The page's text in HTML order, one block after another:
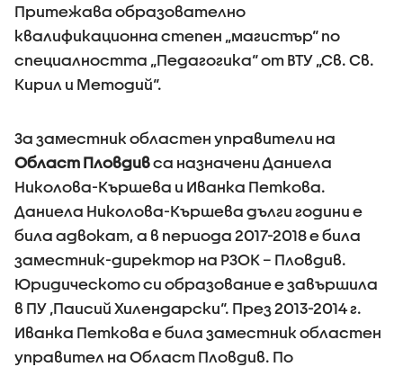
Притежава образователно
квалификационна степен „магистър“ по
специалността „Педагогика“ от ВТУ „Св. Св.
Кирил и Методий“.
За заместник областен управители на
Област Пловдивса назначени Даниела
Николова-Кършева и Иванка Петкова.
Даниела Николова-Кършева дълги години е
била адвокат, а в периода 2017-2018 е била
заместник-директор на РЗОК – Пловдив.
Юридическото си образование е завършила
в ПУ ‚Паисий Хилендарски“. През 2013-2014 г.
Иванка Петкова е била заместник областен
управител на Област Пловдив. По